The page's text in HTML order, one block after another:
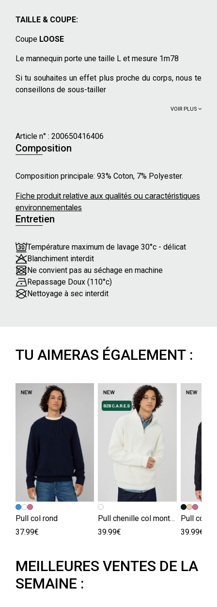
TAILLE & COUPE:
Coupe LOOSE
Le mannequin porte une taille L et mesure 1m78
Si tu souhaites un effet plus proche du corps, nous te
conseillons de sous-tailler
VOIR PLUS
Article n° : 200650416406
Composition
Composition principale: 93% Coton, 7% Polyester.
Fiche produit relative aux qualités ou caractéristiques
environnementales
Entretien
Température maximum de lavage 30°c - délicat
Blanchiment interdit
Ne convient pas au séchage en machine
Repassage Doux (110°c)
Nettoyage à sec interdit
TU AIMERAS ÉGALEMENT :
Pull col rond
37.99€
Pull chenille col montant
39.99€
Pull col
39.99€
MEILLEURES VENTES DE LA
SEMAINE :